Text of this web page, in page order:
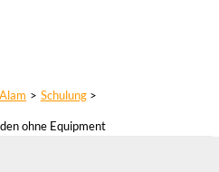
Schulung
ohne Equipment